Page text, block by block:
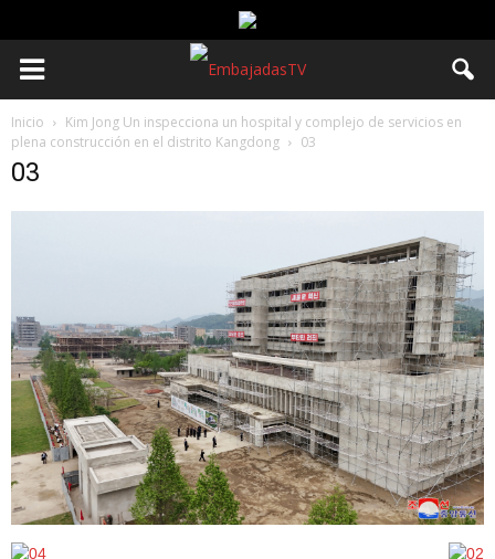
Inicio
Kim Jong Un inspecciona un hospital y complejo de servicios en
plena construcción en el distrito Kangdong
03
03